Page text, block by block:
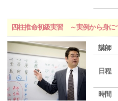
四柱推命初級実習 ～実例から身に
講師
日程
時間